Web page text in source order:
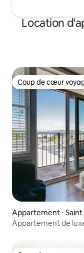
Location
Coup de cœur
Coup de cœur
Appartement ⋅
Appartement de